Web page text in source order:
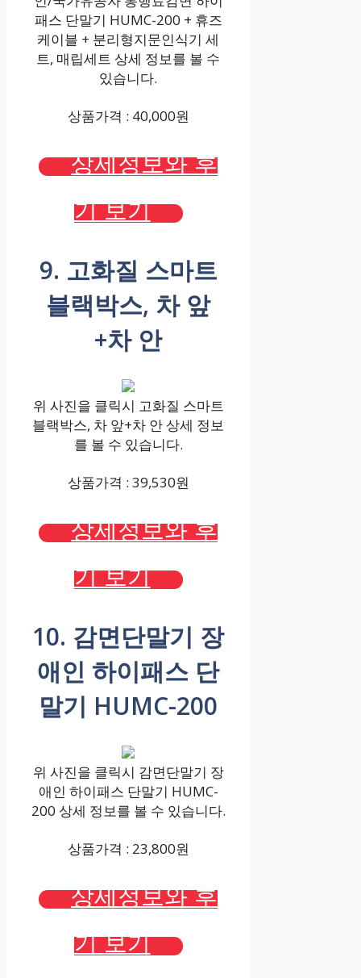
패스 단말기 HUMC-200 + 휴즈
케이블 + 분리형지문인식기 세
트, 매립세트 상세 정보를 볼 수
있습니다.
상품가격 : 40,000원
상세정보와 후
기 보기
9. 고화질 스마트
블랙박스, 차 앞
+차 안
위 사진을 클릭시 고화질 스마트
블랙박스, 차 앞+차 안 상세 정보
를 볼 수 있습니다.
상품가격 : 39,530원
상세정보와 후
기 보기
10. 감면단말기 장
애인 하이패스 단
말기 HUMC-200
위 사진을 클릭시 감면단말기 장
애인 하이패스 단말기 HUMC-
200 상세 정보를 볼 수 있습니다.
상품가격 : 23,800원
상세정보와 후
기 보기